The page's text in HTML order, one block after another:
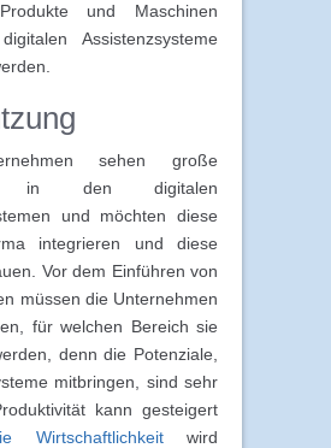
und Maschinen
Assistenzsysteme
sehen große
in den digitalen
und möchten diese
integrieren und diese
Vor dem Einführen von
müssen die Unternehmen
für welchen Bereich sie
denn die Potenziale,
mitbringen, sind sehr
kann gesteigert
Wirtschaftlichkeitwird